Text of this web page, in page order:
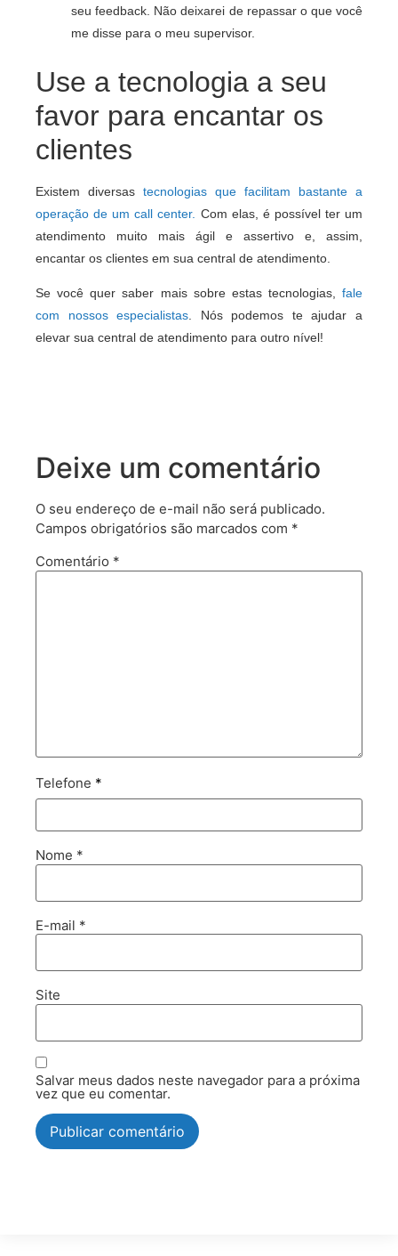
seu feedback. Não deixarei de repassar o que você
me disse para o meu supervisor.
Use a tecnologia a seu
favor para encantar os
clientes
Existem diversas tecnologias que facilitam bastante a
operação de um call center. Com elas, é possível ter um
atendimento muito mais ágil e assertivo e, assim,
encantar os clientes em sua central de atendimento.
Se você quer saber mais sobre estas tecnologias, fale
com nossos especialistas. Nós podemos te ajudar a
elevar sua central de atendimento para outro nível!
Deixe um comentário
O seu endereço de e-mail não será publicado.
Campos obrigatórios são marcados com *
Comentário *
Telefone *
Nome *
E-mail *
Site
Salvar meus dados neste navegador para a próxima
vez que eu comentar.